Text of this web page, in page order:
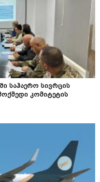
საჰაერო სივრცის
კომიტეტის